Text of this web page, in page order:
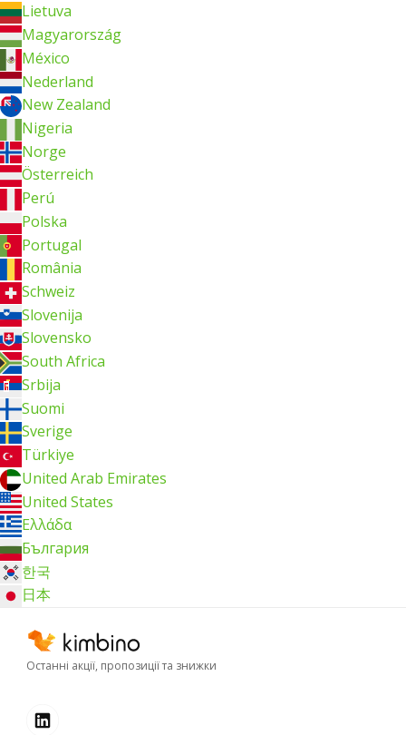
Lietuva
Magyarország
México
Nederland
New Zealand
Nigeria
Norge
Österreich
Perú
Polska
Portugal
România
Schweiz
Slovenija
Slovensko
South Africa
Srbija
Suomi
Sverige
Türkiye
United Arab Emirates
United States
Ελλάδα
България
한국
日本
Останні акції, пропозиції та знижки